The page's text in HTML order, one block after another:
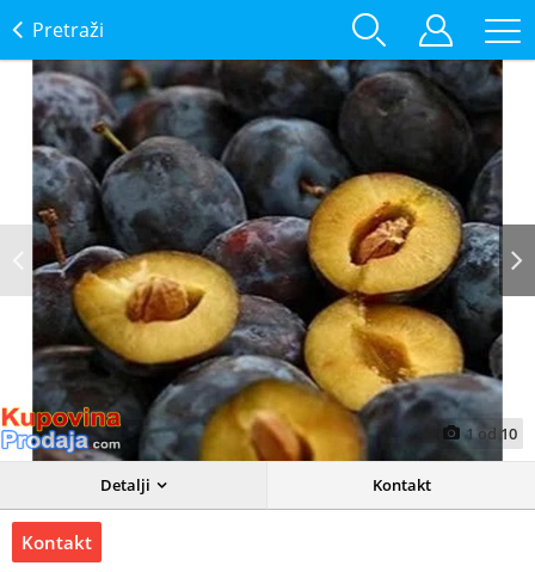
Pretraži
Next
1 od 10
Detalji Kontakt
Kontakt